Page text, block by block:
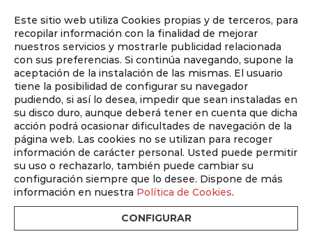
Este sitio web utiliza Cookies propias y de terceros, para
recopilar información con la finalidad de mejorar
nuestros servicios y mostrarle publicidad relacionada
con sus preferencias. Si continúa navegando, supone la
aceptación de la instalación de las mismas. El usuario
tiene la posibilidad de configurar su navegador
pudiendo, si así lo desea, impedir que sean instaladas en
su disco duro, aunque deberá tener en cuenta que dicha
acción podrá ocasionar dificultades de navegación de la
página web. Las cookies no se utilizan para recoger
información de carácter personal. Usted puede permitir
su uso o rechazarlo, también puede cambiar su
configuración siempre que lo desee. Dispone de más
información en nuestra Política de Cookies.
CONFIGURAR
Auditado por
ABM octubre 2025
Nº 360 Octubre 2025
Volver
ELENA SERRALLÉ